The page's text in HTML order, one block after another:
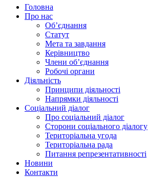
Головна
Про нас
Об’єднання
Статут
Мета та завдання
Керівництво
Члени об’єднання
Робочі органи
Діяльність
Принципи діяльності
Напрямки діяльності
Соціальний діалог
Про соціальний діалог
Сторони соціального діалогу
Територіальна угода
Територіальна рада
Питання репрезентативності
Новини
Контакти